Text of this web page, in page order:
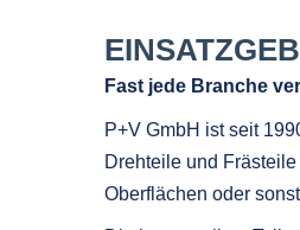
Fast jede Branche
P+V GmbH ist seit
Drehteile und
Oberflächen oder